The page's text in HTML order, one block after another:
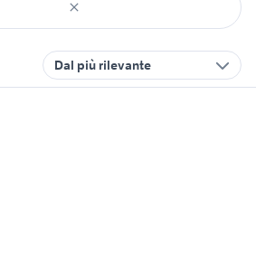
Dal più rilevante